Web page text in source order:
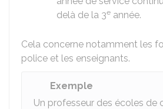
delà de la 3e année.
Cela concerne notamment les
police et les enseignants.
Exemple
Un professeur des écoles de